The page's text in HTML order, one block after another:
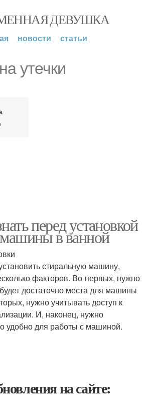
ДЕВУШКА
новости статьи
утечки
перед установкой
в ванной
стиральную машину,
факторов. Во-первых, нужно
достаточно места для машины
нужно учитывать доступ к
И, наконец, нужно
удобно для работы с машиной.
на сайте: